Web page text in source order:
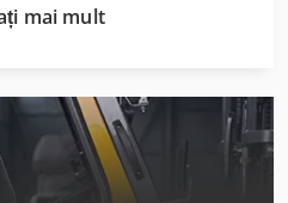
De Tâmplărie
mai mult